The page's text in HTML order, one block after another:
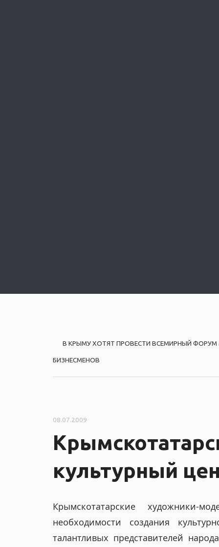
P
o
t
n
a
v
i
В КРЫМУ ХОТЯТ ПРОВЕСТИ ВСЕМИРНЫЙ
БИЗНЕСМЕНОВ
08.07.2009
культурный
Крымскотатарские художники-
необходимости создания
талантливых представителей